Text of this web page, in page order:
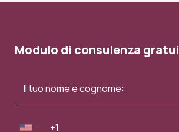
Modulo di consulenza